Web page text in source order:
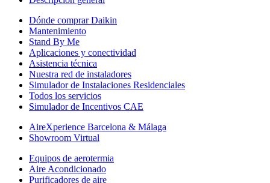
Dónde comprar Daikin
Mantenimiento
Stand By Me
Aplicaciones y conectividad
Asistencia técnica
Nuestra red de instaladores
Simulador de Instalaciones Residenciales
Todos los servicios
Simulador de Incentivos CAE
AireXperience Barcelona & Málaga
Showroom Virtual
Equipos de aerotermia
Aire Acondicionado
Purificadores de aire